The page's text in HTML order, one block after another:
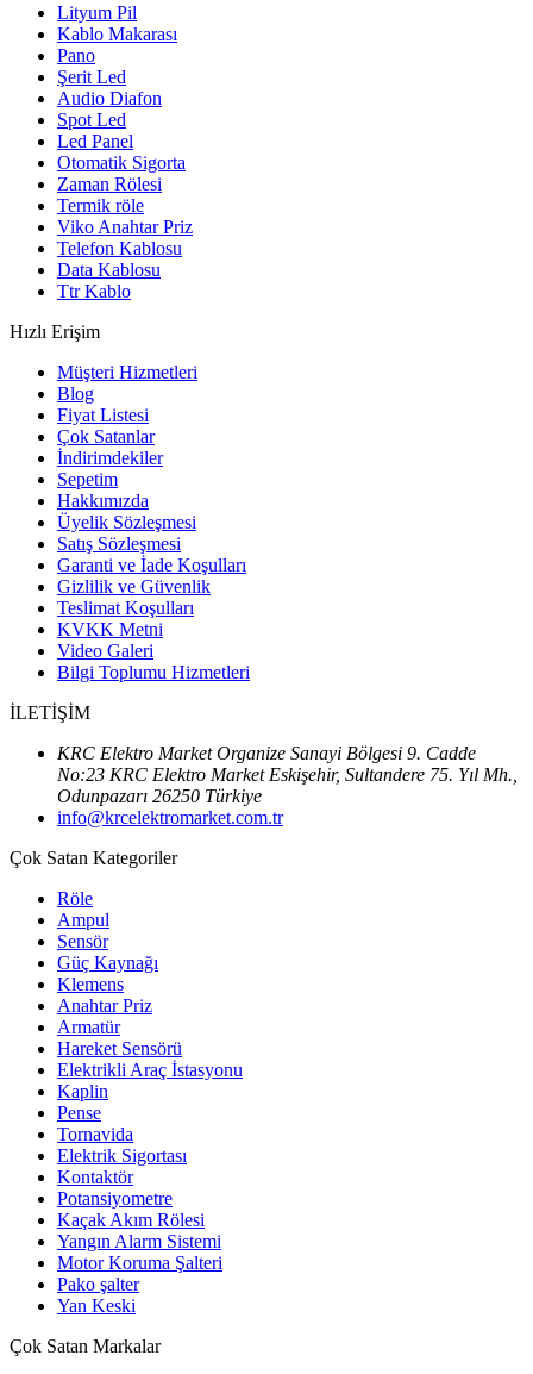
Lityum Pil
Kablo Makarası
Pano
Şerit Led
Audio Diafon
Spot Led
Led Panel
Otomatik Sigorta
Zaman Rölesi
Termik röle
Viko Anahtar Priz
Telefon Kablosu
Data Kablosu
Ttr Kablo
Hızlı Erişim
Müşteri Hizmetleri
Blog
Fiyat Listesi
Çok Satanlar
İndirimdekiler
Sepetim
Hakkımızda
Üyelik Sözleşmesi
Satış Sözleşmesi
Garanti ve İade Koşulları
Gizlilik ve Güvenlik
Teslimat Koşulları
KVKK Metni
Video Galeri
Bilgi Toplumu Hizmetleri
İLETİŞİM
KRC Elektro Market Organize Sanayi Bölgesi 9. Cadde
No:23 KRC Elektro Market Eskişehir, Sultandere 75. Yıl Mh.,
Odunpazarı 26250 Türkiye
info@krcelektromarket.com.tr
Çok Satan Kategoriler
Röle
Ampul
Sensör
Güç Kaynağı
Klemens
Anahtar Priz
Armatür
Hareket Sensörü
Elektrikli Araç İstasyonu
Kaplin
Pense
Tornavida
Elektrik Sigortası
Kontaktör
Potansiyometre
Kaçak Akım Rölesi
Yangın Alarm Sistemi
Motor Koruma Şalteri
Pako şalter
Yan Keski
Çok Satan Markalar